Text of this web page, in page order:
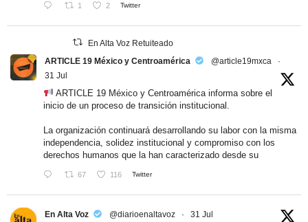
1 2 Twitter
En Alta Voz Retuiteado
ARTICLE 19 México y Centroamérica
@article19mxca
·
31 Jul
ARTICLE 19 México y Centroamérica informa sobre el
inicio de un proceso de transición institucional.
La organización continuará desarrollando su labor con la misma
independencia, solidez institucional y compromiso con los
derechos humanos que la han caracterizado desde su
67 116 Twitter
En Alta Voz @diarioenaltavoz · 31 Jul